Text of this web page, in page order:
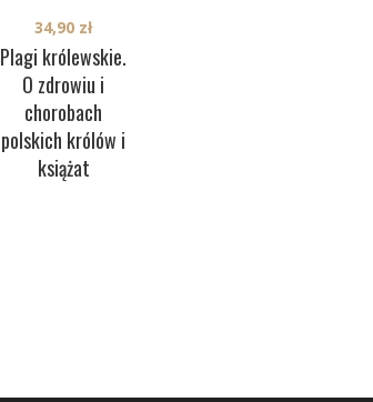
Plagi królewskie.
O zdrowiu i
chorobach
polskich królów i
książat
34,90 zł